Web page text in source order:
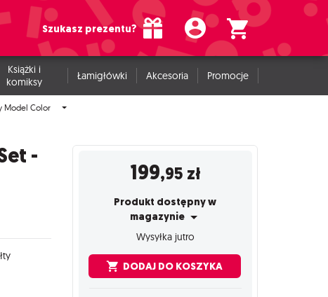
Szukasz prezentu?
Książki i
komiksy
Łamigłówki Akcesoria Promocje
Model Color
-
199,95 zł
Produkt dostępny w
magazynie
Wysyłka jutro
DODAJ DO KOSZYKA